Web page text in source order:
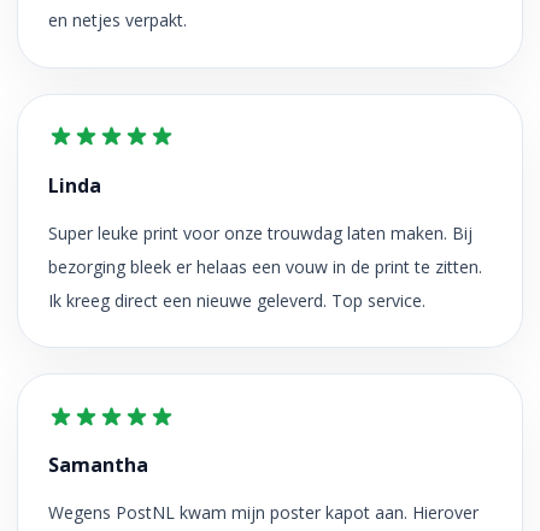
en netjes verpakt.
Linda
Super leuke print voor onze trouwdag laten maken. Bij
bezorging bleek er helaas een vouw in de print te zitten.
Ik kreeg direct een nieuwe geleverd. Top service.
Samantha
Wegens PostNL kwam mijn poster kapot aan. Hierover